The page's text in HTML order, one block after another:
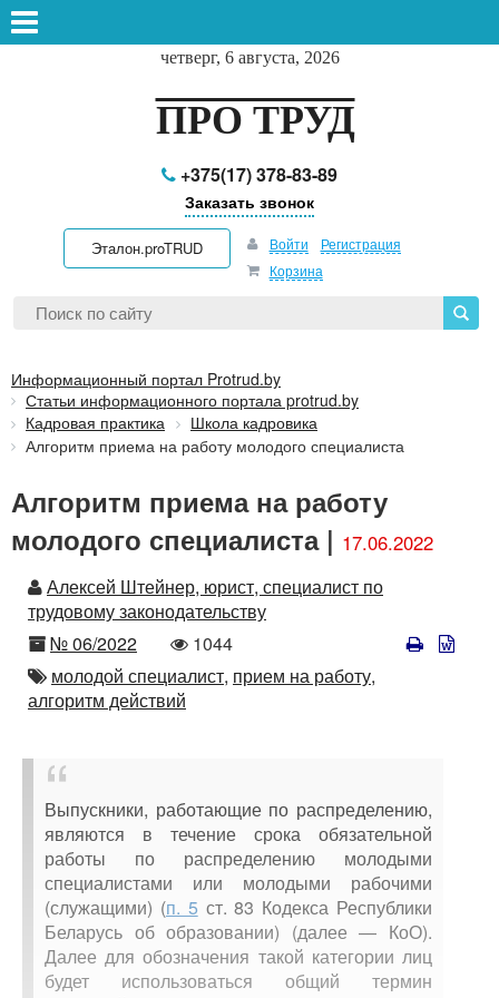
четверг, 6 августа, 2026
ПРО ТРУД
+375(17) 378-83-89
Заказать звонок
Эталон.proTRUD Войти
Регистрация
Корзина
Информационный портал Protrud.by
Статьи информационного портала protrud.by
Кадровая практика
Школа кадровика
Алгоритм приема на работу молодого специалиста
Алгоритм приема на работу
молодого специалиста | 17.06.2022
Автор
Алексей Штейнер, юрист, специалист по
трудовому законодательству
Номер
№ 06/2022
Количество
просмотров
1044
Автор
молодой специалист, прием на работу,
алгоритм действий
Выпускники, работающие по распределению,
являются в течение срока обязательной
работы по распределению молодыми
специалистами или молодыми рабочими
(служащими) (п. 5 ст. 83 Кодекса Республики
Беларусь об образовании) (далее — КоО).
Далее для обозначения такой категории лиц
будет использоваться общий термин